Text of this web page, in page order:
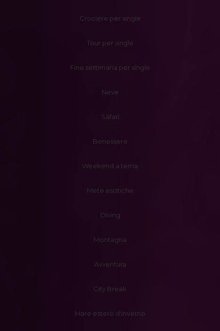
Crociere per single
Tour per single
Fine settimana per single
Neve
Safari
Benessere
Weekend a tema
Mete esotiche
Diving
Montagna
Avventura
City Break
Mare estero d'inverno